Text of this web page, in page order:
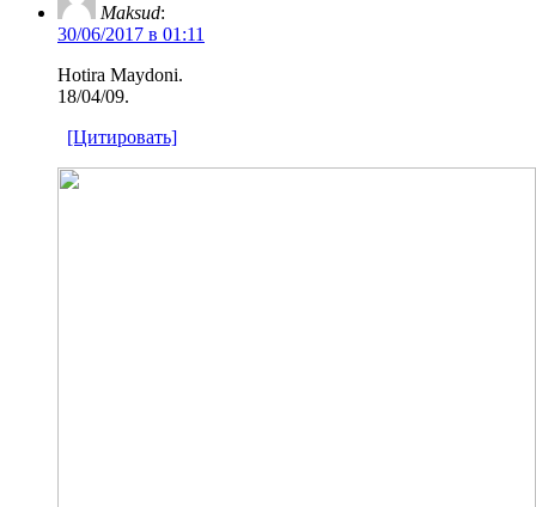
Maksud:
30/06/2017 в 01:11
Hotira Maydoni.
18/04/09.
[Цитировать]